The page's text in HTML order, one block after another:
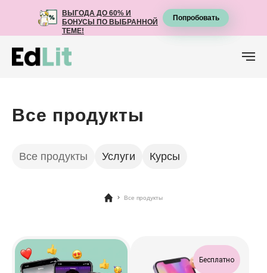
ВЫГОДА ДО 60% И
БОНУСЫ ПО ВЫБРАННОЙ
ТЕМЕ!
Попробовать
ВЫГОДА ДО 60% И
БОНУСЫ ПО ВЫБРАННОЙ
ТЕМЕ!
Попробовать
Все продукты
Все продукты Услуги Курсы
Все продукты
Бесплатно